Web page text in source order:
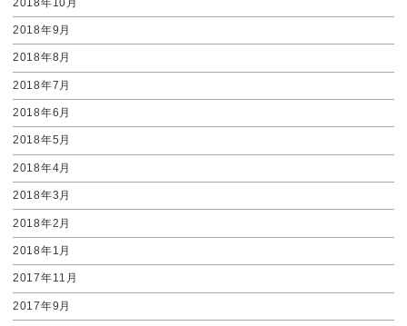
2018年9月
2018年8月
2018年7月
2018年6月
2018年5月
2018年4月
2018年3月
2018年2月
2018年1月
2017年11月
2017年9月